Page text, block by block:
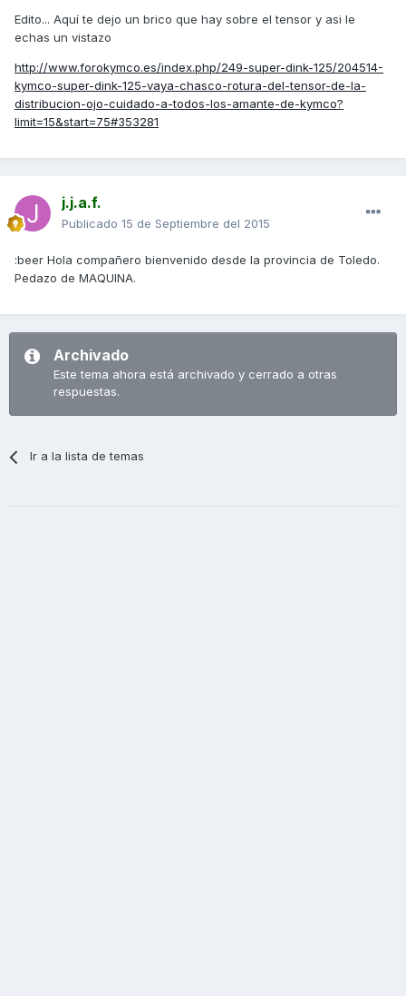
Edito... Aquí te dejo un brico que hay sobre el tensor y asi le
echas un vistazo
http://www.forokymco.es/index.php/249-super-dink-125/204514-
kymco-super-dink-125-vaya-chasco-rotura-del-tensor-de-la-
distribucion-ojo-cuidado-a-todos-los-amante-de-kymco?
limit=15&start=75#353281
j.j.a.f.
Publicado 15 de Septiembre del 2015
:beer Hola compañero bienvenido desde la provincia de Toledo.
Pedazo de MAQUINA.
Archivado
Este tema ahora está archivado y cerrado a otras
respuestas.
Ir a la lista de temas